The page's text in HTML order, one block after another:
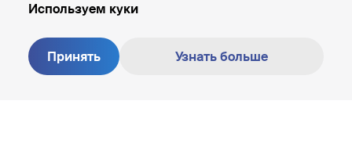
Создание сайта — M18
Используем куки
Принять Узнать больше